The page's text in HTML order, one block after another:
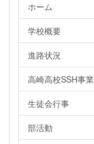
ホーム
学校概要
進路状況
高崎高校SSH事業
生徒会行事
部活動